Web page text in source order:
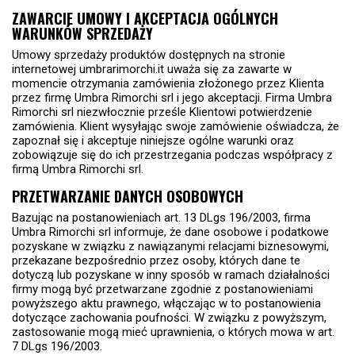
ZAWARCIE UMOWY I AKCEPTACJA OGÓLNYCH
WARUNKÓW SPRZEDAŻY
Umowy sprzedaży produktów dostępnych na stronie
internetowej umbrarimorchi.it uważa się za zawarte w
momencie otrzymania zamówienia złożonego przez Klienta
przez firmę Umbra Rimorchi srl i jego akceptacji. Firma Umbra
Rimorchi srl niezwłocznie prześle Klientowi potwierdzenie
zamówienia. Klient wysyłając swoje zamówienie oświadcza, że
zapoznał się i akceptuje niniejsze ogólne warunki oraz
zobowiązuje się do ich przestrzegania podczas współpracy z
firmą Umbra Rimorchi srl.
PRZETWARZANIE DANYCH OSOBOWYCH
Bazując na postanowieniach art. 13 DLgs 196/2003, firma
Umbra Rimorchi srl informuje, że dane osobowe i podatkowe
pozyskane w związku z nawiązanymi relacjami biznesowymi,
przekazane bezpośrednio przez osoby, których dane te
dotyczą lub pozyskane w inny sposób w ramach działalności
firmy mogą być przetwarzane zgodnie z postanowieniami
powyższego aktu prawnego, włączając w to postanowienia
dotyczące zachowania poufności. W związku z powyższym,
zastosowanie mogą mieć uprawnienia, o których mowa w art.
7 DLgs 196/2003.